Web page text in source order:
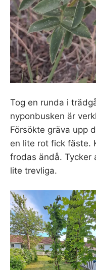
Tog en runda i
nyponbusken är
Försökte gräva upp
en lite rot fick fäste.
frodas ändå. Tycker
lite trevliga.